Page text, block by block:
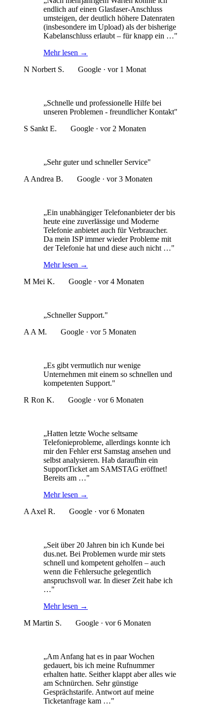
endlich auf einen Glasfaser-Anschluss
umsteigen, der deutlich höhere Datenraten
(insbesondere im Upload) als der bisherige
Kabelanschluss erlaubt – für knapp ein …"
Mehr lesen →
N Norbert S. Google · vor 1 Monat
„Schnelle und professionelle Hilfe bei
unseren Problemen - freundlicher Kontakt"
S Sankt E. Google · vor 2 Monaten
„Sehr guter und schneller Service"
A Andrea B. Google · vor 3 Monaten
„Ein unabhängiger Telefonanbieter der bis
heute eine zuverlässige und Moderne
Telefonie anbietet auch für Verbraucher.
Da mein ISP immer wieder Probleme mit
der Telefonie hat und diese auch nicht …"
Mehr lesen →
M Mei K. Google · vor 4 Monaten
„Schneller Support."
A A M. Google · vor 5 Monaten
„Es gibt vermutlich nur wenige
Unternehmen mit einem so schnellen und
kompetenten Support."
R Ron K. Google · vor 6 Monaten
„Hatten letzte Woche seltsame
Telefonieprobleme, allerdings konnte ich
mir den Fehler erst Samstag ansehen und
selbst analysieren. Hab daraufhin ein
SupportTicket am SAMSTAG eröffnet!
Bereits am …"
Mehr lesen →
A Axel R. Google · vor 6 Monaten
„Seit über 20 Jahren bin ich Kunde bei
dus.net. Bei Problemen wurde mir stets
schnell und kompetent geholfen – auch
wenn die Fehlersuche gelegentlich
anspruchsvoll war. In dieser Zeit habe ich
…"
Mehr lesen →
M Martin S. Google · vor 6 Monaten
„Am Anfang hat es in paar Wochen
gedauert, bis ich meine Rufnummer
erhalten hatte. Seither klappt aber alles wie
am Schnürchen. Sehr günstige
Gesprächstarife. Antwort auf meine
Ticketanfrage kam …"